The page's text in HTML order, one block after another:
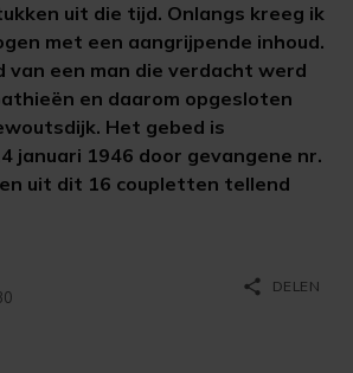
uit die tijd. Onlangs kreeg ik
met een aangrijpende inhoud.
van een man die verdacht werd
en daarom opgesloten
Het gebed is
januari 1946 door gevangene nr.
uit dit 16 coupletten tellend
share DELEN